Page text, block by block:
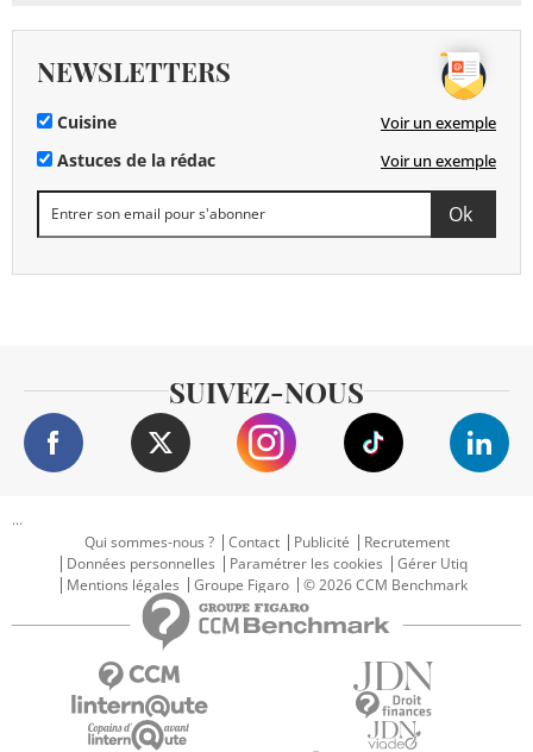
NEWSLETTERS
Cuisine Voir un exemple
Astuces de la rédac Voir un exemple
SUIVEZ-NOUS
...
Qui sommes-nous ?
Contact Publicité
Recrutement
Données personnelles
Paramétrer les cookies
Gérer Utiq
Mentions légales
Groupe Figaro © 2026 CCM Benchmark